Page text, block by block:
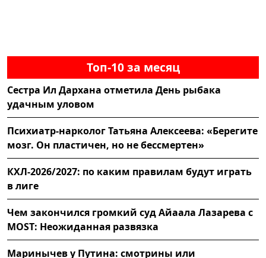
Топ-10 за месяц
Сестра Ил Дархана отметила День рыбака
удачным уловом
Психиатр-нарколог Татьяна Алексеева: «Берегите
мозг. Он пластичен, но не бессмертен»
КХЛ-2026/2027: по каким правилам будут играть
в лиге
Чем закончился громкий суд Айаала Лазарева с
MOST: Неожиданная развязка
Маринычев у Путина: смотрины или